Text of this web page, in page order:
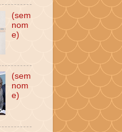
(sem
nom
e)
(sem
nom
e)